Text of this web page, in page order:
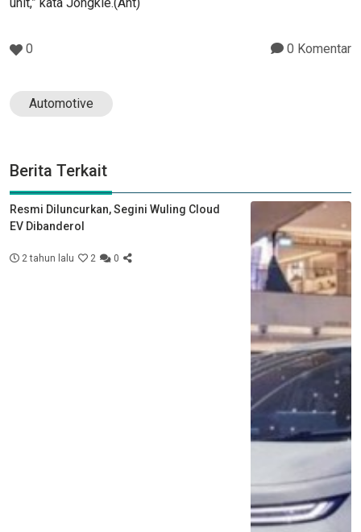
0 0 Komentar
Automotive
Berita Terkait
Resmi Diluncurkan, Segini Wuling Cloud
EV Dibanderol
2 tahun lalu 2 0